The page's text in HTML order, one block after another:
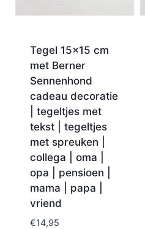
Tegel 15×15 cm
met Berner
Sennenhond
cadeau decoratie
| tegeltjes met
tekst | tegeltjes
met spreuken |
collega | oma |
opa | pensioen |
mama | papa |
vriend
€14,95